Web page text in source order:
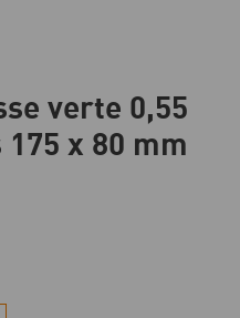
verte 0,55
x 80 mm